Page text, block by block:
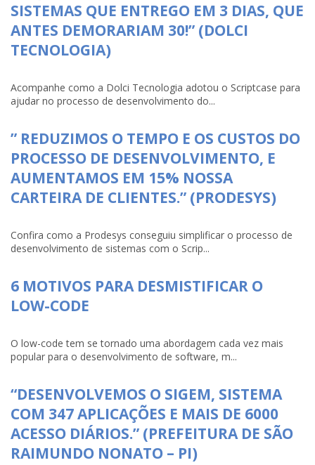
SISTEMAS QUE ENTREGO EM 3 DIAS, QUE
ANTES DEMORARIAM 30!” (DOLCI
TECNOLOGIA)
Acompanhe como a Dolci Tecnologia adotou o Scriptcase para
ajudar no processo de desenvolvimento do...
” REDUZIMOS O TEMPO E OS CUSTOS DO
PROCESSO DE DESENVOLVIMENTO, E
AUMENTAMOS EM 15% NOSSA
CARTEIRA DE CLIENTES.” (PRODESYS)
Confira como a Prodesys conseguiu simplificar o processo de
desenvolvimento de sistemas com o Scrip...
6 MOTIVOS PARA DESMISTIFICAR O
LOW-CODE
O low-code tem se tornado uma abordagem cada vez mais
popular para o desenvolvimento de software, m...
“DESENVOLVEMOS O SIGEM, SISTEMA
COM 347 APLICAÇÕES E MAIS DE 6000
ACESSO DIÁRIOS.” (PREFEITURA DE SÃO
RAIMUNDO NONATO – PI)